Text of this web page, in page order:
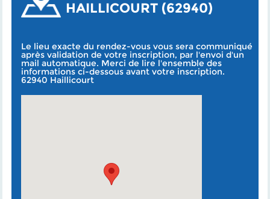
HAILLICOURT (62940)
Le lieu exacte du rendez-vous vous sera communiqué
après validation de votre inscription, par l'envoi d'un
mail automatique. Merci de lire l'ensemble des
informations ci-dessous avant votre inscription.
62940 Haillicourt